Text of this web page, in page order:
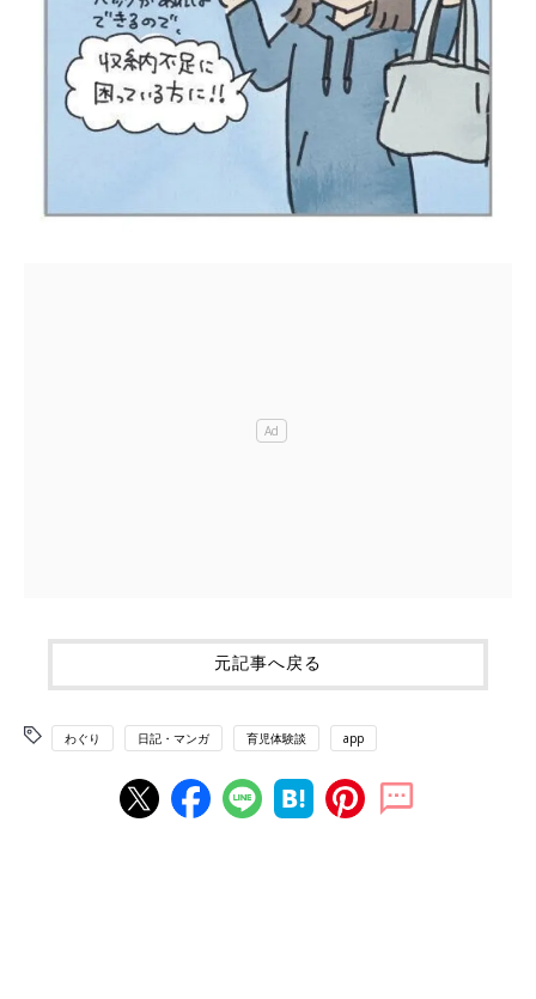
元記事へ戻る
わぐり 日記・マンガ 育児体験談 app